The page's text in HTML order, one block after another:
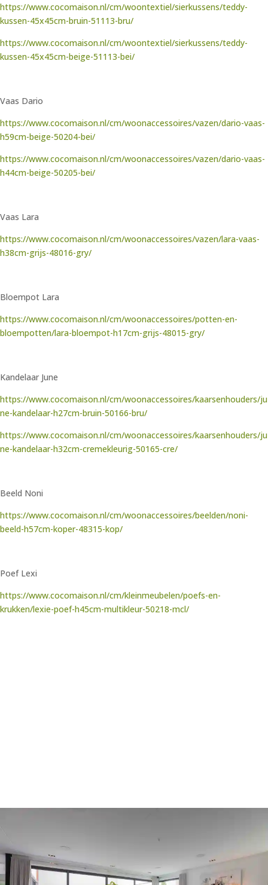
https://www.cocomaison.nl/cm/woontextiel/sierkussens/teddy-
kussen-45x45cm-bruin-51113-bru/
https://www.cocomaison.nl/cm/woontextiel/sierkussens/teddy-
kussen-45x45cm-beige-51113-bei/
Vaas Dario
https://www.cocomaison.nl/cm/woonaccessoires/vazen/dario-vaas-
h59cm-beige-50204-bei/
https://www.cocomaison.nl/cm/woonaccessoires/vazen/dario-vaas-
h44cm-beige-50205-bei/
Vaas Lara
https://www.cocomaison.nl/cm/woonaccessoires/vazen/lara-vaas-
h38cm-grijs-48016-gry/
Bloempot Lara
https://www.cocomaison.nl/cm/woonaccessoires/potten-en-
bloempotten/lara-bloempot-h17cm-grijs-48015-gry/
Kandelaar June
https://www.cocomaison.nl/cm/woonaccessoires/kaarsenhouders/ju
ne-kandelaar-h27cm-bruin-50166-bru/
https://www.cocomaison.nl/cm/woonaccessoires/kaarsenhouders/ju
ne-kandelaar-h32cm-cremekleurig-50165-cre/
Beeld Noni
https://www.cocomaison.nl/cm/woonaccessoires/beelden/noni-
beeld-h57cm-koper-48315-kop/
Poef Lexi
https://www.cocomaison.nl/cm/kleinmeubelen/poefs-en-
krukken/lexie-poef-h45cm-multikleur-50218-mcl/